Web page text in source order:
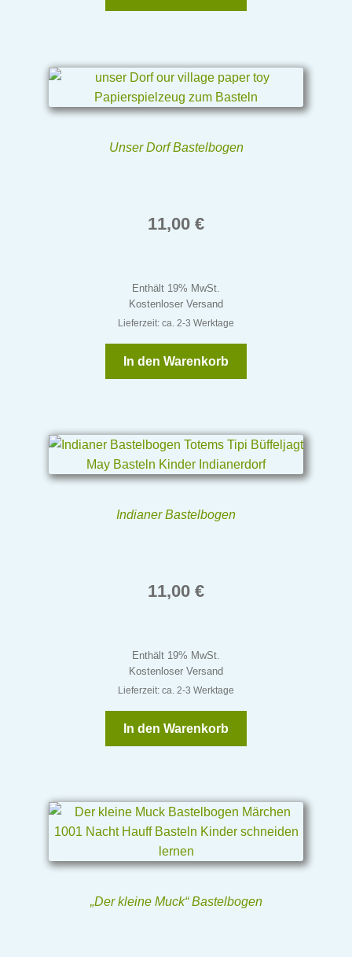
Unser Dorf Bastelbogen
11,00 €
Enthält 19% MwSt.
Kostenloser Versand
Lieferzeit: ca. 2-3 Werktage
In den Warenkorb
Indianer Bastelbogen
11,00 €
Enthält 19% MwSt.
Kostenloser Versand
Lieferzeit: ca. 2-3 Werktage
In den Warenkorb
„Der kleine Muck“ Bastelbogen